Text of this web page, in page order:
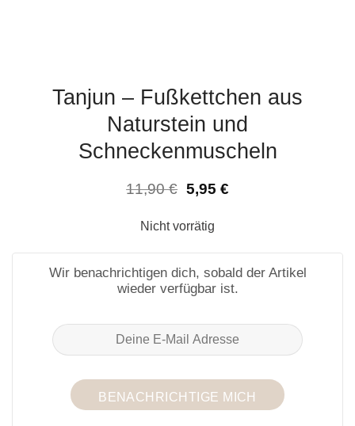
Tanjun – Fußkettchen aus
Naturstein und
Schneckenmuscheln
11,90€ Ursprünglicher
war:
11,90 €
5,95 €Aktueller
Nicht vorrätig
Wir benachrichtigen dich, sobald der Artikel
wieder verfügbar ist.
BENACHRICHTIGE MICH